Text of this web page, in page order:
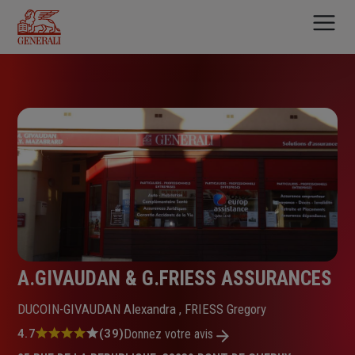
contenu
principal
A.GIVAUDAN & G.FRIESS ASSURANCES
DUCOIN-GIVAUDAN Alexandra , FRIESS Gregory
Note
4.7 (39)Donnez votre avis